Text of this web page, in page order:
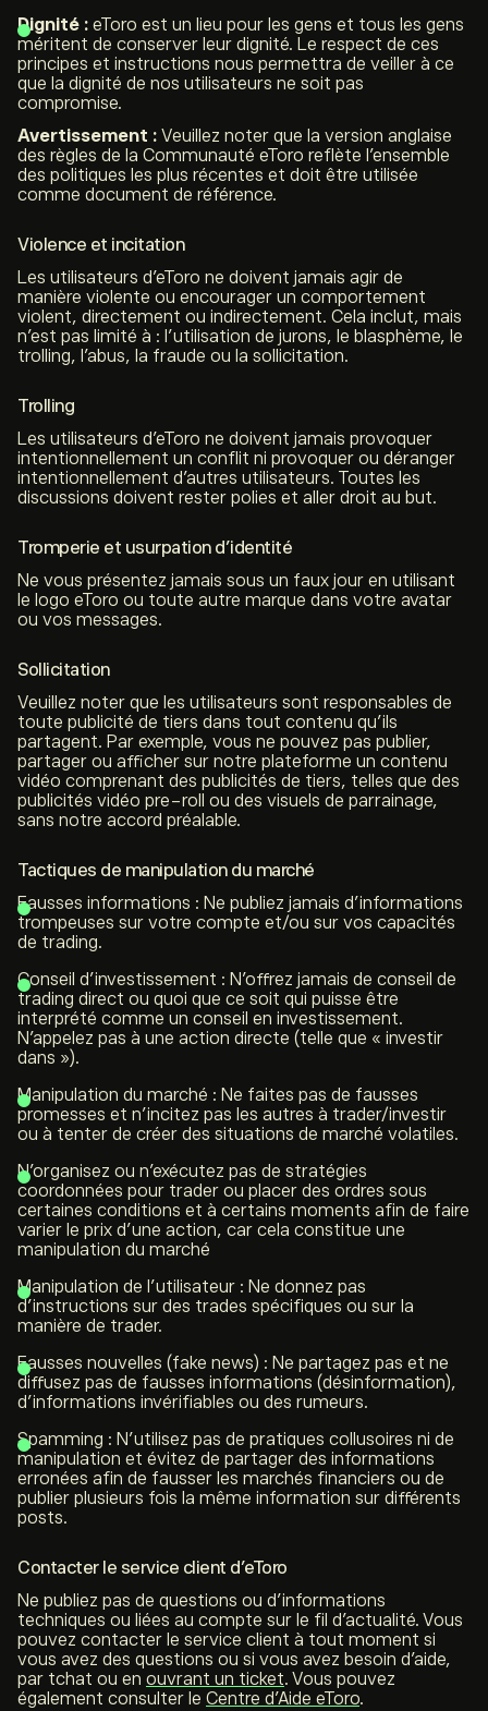
Dignité : eToro est un lieu pour les gens et tous les gens
méritent de conserver leur dignité. Le respect de ces
principes et instructions nous permettra de veiller à ce
que la dignité de nos utilisateurs ne soit pas
compromise.
Avertissement : Veuillez noter que la version anglaise
des règles de la Communauté eToro reflète l’ensemble
des politiques les plus récentes et doit être utilisée
comme document de référence.
Violence et incitation
Les utilisateurs d’eToro ne doivent jamais agir de
manière violente ou encourager un comportement
violent, directement ou indirectement. Cela inclut, mais
n’est pas limité à : l’utilisation de jurons, le blasphème, le
trolling, l’abus, la fraude ou la sollicitation.
Trolling
Les utilisateurs d’eToro ne doivent jamais provoquer
intentionnellement un conflit ni provoquer ou déranger
intentionnellement d’autres utilisateurs. Toutes les
discussions doivent rester polies et aller droit au but.
Tromperie et usurpation d’identité
Ne vous présentez jamais sous un faux jour en utilisant
le logo eToro ou toute autre marque dans votre avatar
ou vos messages.
Sollicitation
Veuillez noter que les utilisateurs sont responsables de
toute publicité de tiers dans tout contenu qu’ils
partagent. Par exemple, vous ne pouvez pas publier,
partager ou afficher sur notre plateforme un contenu
vidéo comprenant des publicités de tiers, telles que des
publicités vidéo pre-roll ou des visuels de parrainage,
sans notre accord préalable.
Tactiques de manipulation du marché
Fausses informations : Ne publiez jamais d’informations
trompeuses sur votre compte et/ou sur vos capacités
de trading.
Conseil d’investissement : N’offrez jamais de conseil de
trading direct ou quoi que ce soit qui puisse être
interprété comme un conseil en investissement.
N’appelez pas à une action directe (telle que « investir
dans »).
Manipulation du marché : Ne faites pas de fausses
promesses et n’incitez pas les autres à trader/investir
ou à tenter de créer des situations de marché volatiles.
N’organisez ou n’exécutez pas de stratégies
coordonnées pour trader ou placer des ordres sous
certaines conditions et à certains moments afin de faire
varier le prix d’une action, car cela constitue une
manipulation du marché
Manipulation de l’utilisateur : Ne donnez pas
d’instructions sur des trades spécifiques ou sur la
manière de trader.
Fausses nouvelles (fake news) : Ne partagez pas et ne
diffusez pas de fausses informations (désinformation),
d’informations invérifiables ou des rumeurs.
Spamming : N’utilisez pas de pratiques collusoires ni de
manipulation et évitez de partager des informations
erronées afin de fausser les marchés financiers ou de
publier plusieurs fois la même information sur différents
posts.
Contacter le service client d’eToro
Ne publiez pas de questions ou d’informations
techniques ou liées au compte sur le fil d’actualité. Vous
pouvez contacter le service client à tout moment si
vous avez des questions ou si vous avez besoin d’aide,
par tchat ou en ouvrant un ticket. Vous pouvez
également consulter le Centre d’Aide eToro.